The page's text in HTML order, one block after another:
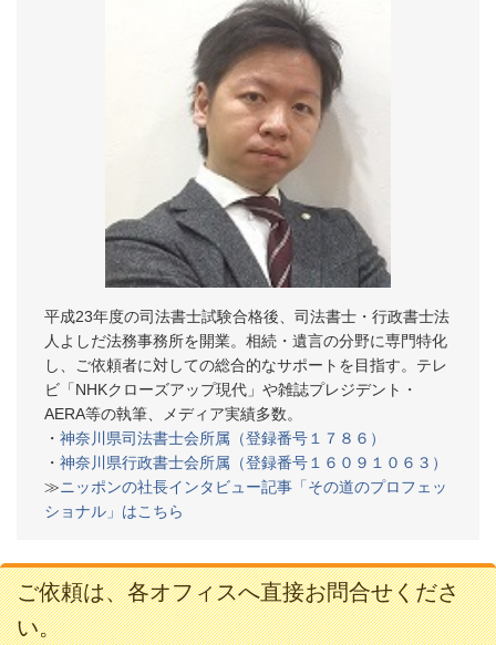
平成23年度の司法書士試験合格後、司法書士・行政書士法
人よしだ法務事務所を開業。相続・遺言の分野に専門特化
し、ご依頼者に対しての総合的なサポートを目指す。テレ
ビ「NHKクローズアップ現代」や雑誌プレジデント・
AERA等の執筆、メディア実績多数。
・ 神奈川県司法書士会所属（登録番号１７８６）
・ 神奈川県行政書士会所属（登録番号１６０９１０６３）
≫ニッポンの社長インタビュー記事「その道のプロフェッ
ショナル」はこちら
ご依頼は、各オフィスへ直接お問合せくださ
い。